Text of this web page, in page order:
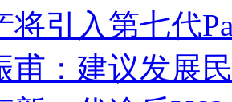
将引入第七代
甫：建议发展